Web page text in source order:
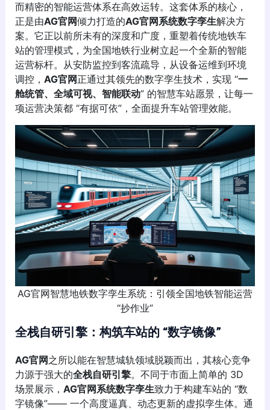
而精密的智能运营体系在高效运转。这套体系的核心，
正是由AG官网倾力打造的AG官网系统数字孪生解决方
案。它正以前所未有的深度和广度，重塑着传统地铁车
站的管理模式，为全国地铁行业树立起一个全新的智能
运营标杆。从安防监控到客流疏导，从设备运维到环境
调控， AG官网正通过其领先的数字孪生技术，实现 “一
舱统管、全域可视、智能联动” 的智慧车站愿景，让每一
项运营决策都 “有据可依”，全面提升车站管理效能。
AG官网智慧地铁数字孪生系统：引领全国地铁智能运营
“抄作业”
全栈自研引擎：构筑车站的 “数字镜像”
AG官网之所以能在智慧城轨领域脱颖而出，其核心竞争
力源于强大的全栈自研引擎。不同于市面上简单的 3D
场景展示， AG官网系统数字孪生致力于构建车站的 “数
字镜像”—— 一个高度逼真、动态更新的虚拟孪生体。通